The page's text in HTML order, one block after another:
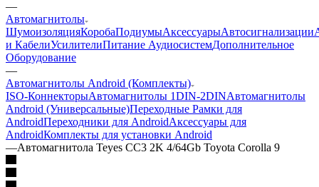
—
Автомагнитолы
ШумоизоляцияКоробаПодиумыАксессуарыАвтосигнализации
и КабелиУсилителиПитание АудиосистемДополнительное
Оборудование
—
Автомагнитолы Android (Комплекты)
ISO-КоннекторыАвтомагнитолы 1DIN-2DINАвтомагнитолы
Android (Универсальные)Переходные Рамки для
AndroidПереходники для AndroidАксессуары для
AndroidКомплекты для установки Android
—Автомагнитола Teyes CC3 2K 4/64Gb Toyota Corolla 9